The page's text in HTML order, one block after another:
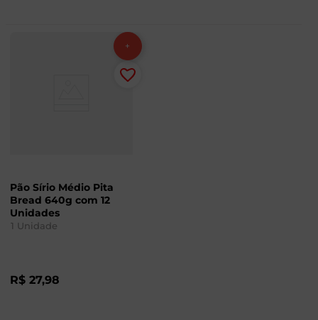
Pão Sírio Médio Pita
Bread 640g com 12
Unidades
1 Unidade
R$ 27,98